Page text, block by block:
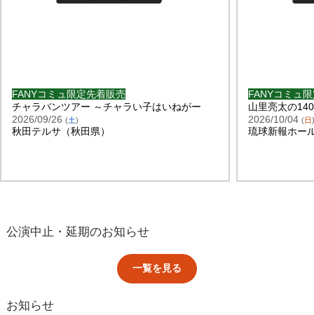
FANYコミュ限定先着販売
チャラバンツアー ～チャラい子はいねがー
2026/09/26 (土)
秋田テルサ（秋田県）
FANYコミュ
山里亮太の
2026/10/04 (日)
琉球新報ホー
公演中止・延期のお知らせ
一覧を見る
お知らせ